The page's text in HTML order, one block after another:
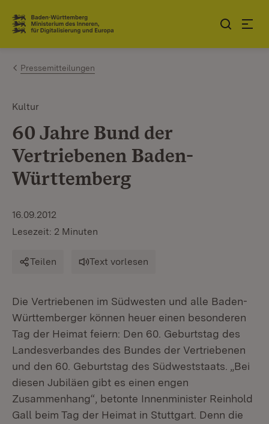
Zum Inhalt springen
Link zur Startseite
Pressemitteilungen
Kultur
60 Jahre Bund der
Vertriebenen Baden-
Württemberg
16.09.2012
Lesezeit: 2 Minuten
Teilen Text vorlesen
Die Vertriebenen im Südwesten und alle Baden-
Württemberger können heuer einen besonderen
Tag der Heimat feiern: Den 60. Geburtstag des
Landesverbandes des Bundes der Vertriebenen
und den 60. Geburtstag des Südweststaats. „Bei
diesen Jubiläen gibt es einen engen
Zusammenhang“, betonte Innenminister Reinhold
Gall beim Tag der Heimat in Stuttgart. Denn die